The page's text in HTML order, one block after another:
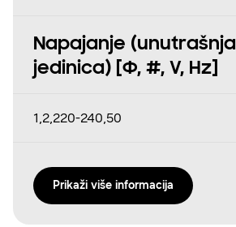
Napajanje (unutrašnja
jedinica) [Φ, #, V, Hz]
1,2,220-240,50
Prikaži više informacija